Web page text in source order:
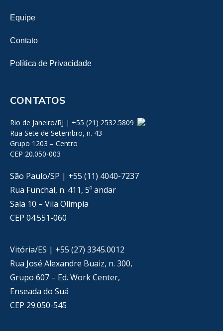
Equipe
Contato
Política de Privacidade
CONTATOS
Rio de Janeiro/RJ | +55 (21) 2532.5809
Rua Sete de Setembro, n. 43
Grupo 1203 – Centro
CEP 20.050-003
São Paulo/SP | +55 (11) 4040-7237
Rua Funchal, n. 411, 5º andar
Sala 10 – Vila Olímpia
CEP 04.551-060
Vitória/ES | +55 (27) 3345.0012
Rua José Alexandre Buaiz, n. 300,
Grupo 607 – Ed. Work Center,
Enseada do Suá
CEP 29.050-545